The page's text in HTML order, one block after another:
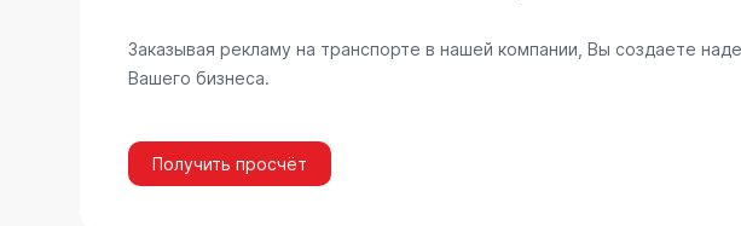
Заказывая рекламу на транспорте в нашей компании, Вы создаете
Вашего бизнеса.
Получить просчёт